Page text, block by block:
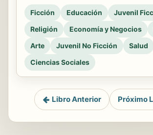
Ficción Educación
Juvenil
Religión
Economía y Negocios
Arte
Juvenil No Ficción
Salud
Ciencias Sociales
Libro Anterior Próximo